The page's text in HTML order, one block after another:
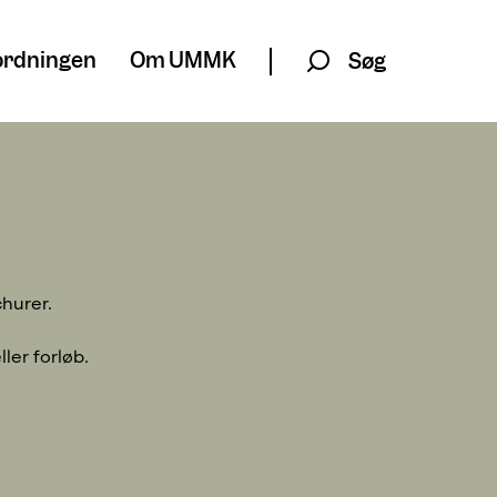
Om UMMK Søg
forløb.